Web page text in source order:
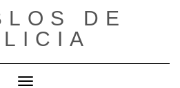
DE
Cambiar modo de navegación